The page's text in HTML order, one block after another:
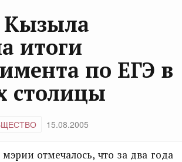
итоги
по ЕГЭ в
столицы
15.08.2005
отмечалось, что за два года